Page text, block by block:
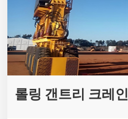
롤링 갠트리 크레인